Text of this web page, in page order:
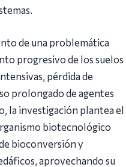
de una problemática
progresivo de los suelos
pérdida de
prolongado de agentes
la investigación plantea el
biotecnológico
bioconversión y
aprovechando su